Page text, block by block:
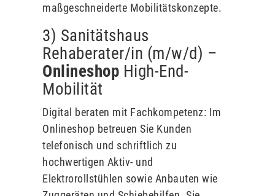
maßgeschneiderte Mobilitätskonzepte.
3) Sanitätshaus
Rehaberater/in (m/w/d) –
Onlineshop High-End-
Mobilität
Digital beraten mit Fachkompetenz: Im
Onlineshop betreuen Sie Kunden
telefonisch und schriftlich zu
hochwertigen Aktiv- und
Elektrorollstühlen sowie Anbauten wie